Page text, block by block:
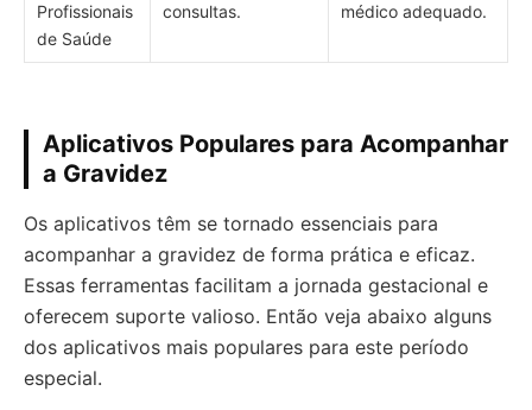
Profissionais
de Saúde
consultas.
médico adequado.
Aplicativos Populares para Acompanhar
a Gravidez
Os aplicativos têm se tornado essenciais para
acompanhar a gravidez de forma prática e eficaz.
Essas ferramentas facilitam a jornada gestacional e
oferecem suporte valioso. Então veja abaixo alguns
dos aplicativos mais populares para este período
especial.